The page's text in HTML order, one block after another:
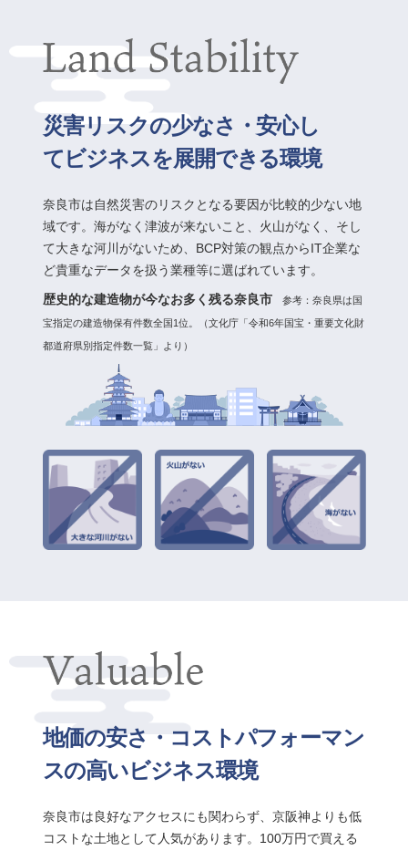
災害リスクの少なさ・安心し
てビジネスを展開できる環境
奈良市は自然災害のリスクとなる要因が比較的少ない地
域です。海がなく津波が来ないこと、火山がなく、そし
て大きな河川がないため、BCP対策の観点からIT企業な
ど貴重なデータを扱う業種等に選ばれています。
歴史的な建造物が今なお多く残る奈良市参考：奈良県は国
宝指定の建造物保有件数全国1位。 （文化庁「令和6年国宝・重要文化財
都道府県別指定件数一覧」より）
地価の安さ・コストパフォーマン
スの高いビジネス環境
奈良市は良好なアクセスにも関わらず、京阪神よりも低
コストな土地として人気があります。100万円で買える